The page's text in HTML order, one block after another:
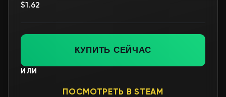
$1.62
КУПИТЬ СЕЙЧАС
ИЛИ
ПОСМОТРЕТЬ В STEAM